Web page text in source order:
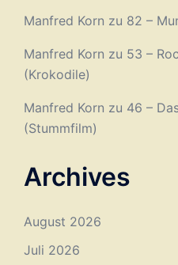
Manfred Korn zu 82 –
Manfred Korn zu 53 –
(Krokodile)
Manfred Korn zu 46 –
(Stummfilm)
Archives
August 2026
Juli 2026